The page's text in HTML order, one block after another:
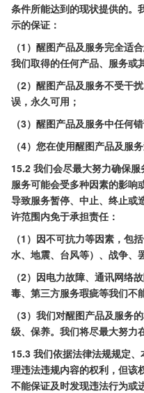
条件所能达到的现状提供的。
示的保证：
（1）醒图产品及服务完全适
我们取得的任何产品、服务或
（2）醒图产品及服务不受干
误，永久可用；
（3）醒图产品及服务中任何
（4）您在使用醒图产品及服
15.2 我们会尽最大努力确保
服务可能会受多种因素的影响
导致服务暂停、中止、终止或
许范围内免于承担责任：
（1）因不可抗力等因素，包
水、地震、台风等）、战争、
（2）因电力故障、通讯网络
毒、第三方服务瑕疵等我们不
（3）我们对醒图产品及服务
级、保养。我们将尽最大努力
15.3 我们依据法律法规规定
理违法违规内容的权利，但该
不能保证及时发现违法行为或